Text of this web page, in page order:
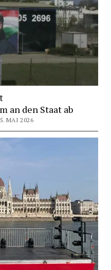
an den Staat ab
MAI 2026